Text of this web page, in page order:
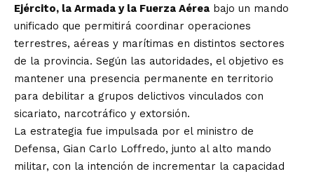
Ejército, la Armada y la Fuerza Aérea bajo un mando
unificado que permitirá coordinar operaciones
terrestres, aéreas y marítimas en distintos sectores
de la provincia. Según las autoridades, el objetivo es
mantener una presencia permanente en territorio
para debilitar a grupos delictivos vinculados con
sicariato, narcotráfico y extorsión.
La estrategia fue impulsada por el ministro de
Defensa, Gian Carlo Loffredo, junto al alto mando
militar, con la intención de incrementar la capacidad